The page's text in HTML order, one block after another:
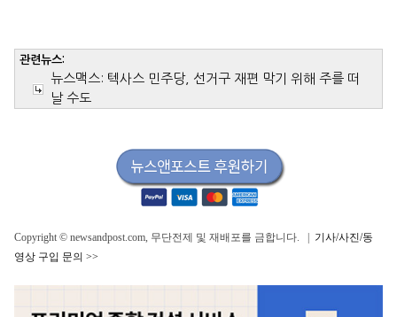
관련뉴스:
뉴스맥스: 텍사스 민주당, 선거구 재편 막기 위해 주를 떠
날 수도
Copyright © newsandpost.com, 무단전제 및 재배포를 금합니다. | 기사/사진/동
영상 구입 문의 >>